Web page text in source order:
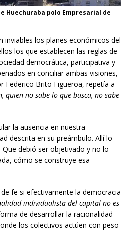
Huechuraba polo Empresarial de
inviables los planes económicos del
los que establecen las reglas de
democrática, participativa y
en conciliar ambas visiones,
Federico Brito Figueroa, repetía a
quien no sabe lo que busca, no sabe
la ausencia en nuestra
descrita en su preámbulo. Allí lo
debió ser objetivado y no lo
cómo se construye esa
fe si efectivamente la democracia
individualista del capital no es
de desarrollar la racionalidad
los colectivos actúen con peso